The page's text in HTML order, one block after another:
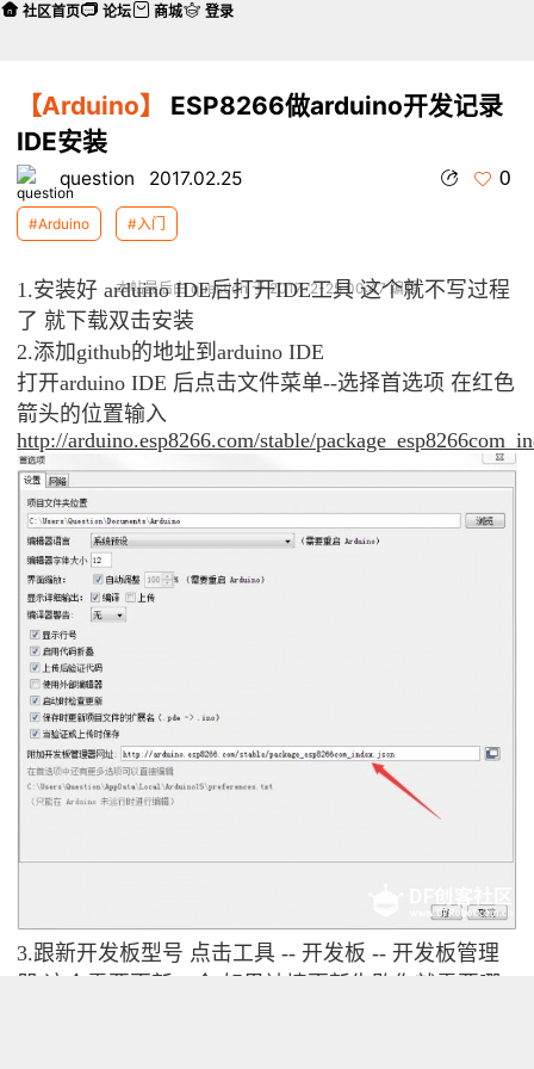
【Arduino】
ESP8266做arduino开发记录
IDE安装
question 2017.02.25 0
#Arduino #入门
本帖最后由 question 于 2017-2-25 00:47 编辑
1.安装好 arduino IDE后打开IDE工具 这个就不写过程
了 就下载双击安装
2.添加github的地址到arduino IDE
打开arduino IDE 后点击文件菜单--选择首选项 在红色
箭头的位置输入
http://arduino.esp8266.com/stable/
3.跟新开发板型号 点击工具 -- 开发板 -- 开发板管理
社区首页 论坛 商城 登录